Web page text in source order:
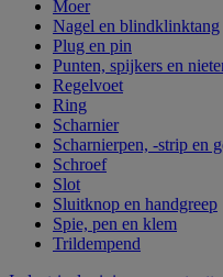
Moer
Nagel en blindklinktang
Plug en pin
Punten, spijkers en
Regelvoet
Ring
Scharnier
Scharnierpen, -strip en
Schroef
Slot
Sluitknop en handgreep
Spie, pen en klem
Trildempend